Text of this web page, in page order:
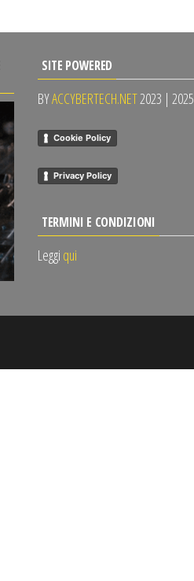
SITE POWERED
BYACCYBERTECH.NET2023 | 2025
Cookie Policy
Privacy Policy
TERMINI E CONDIZIONI
Leggi qui